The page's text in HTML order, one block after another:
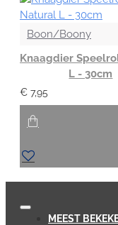
Boon/Boony
Knaagdier
L - 30cm
€ 7,95
MEEST